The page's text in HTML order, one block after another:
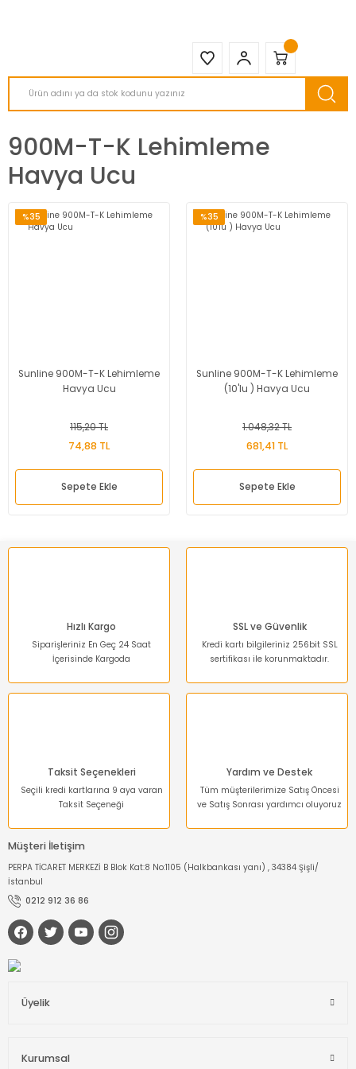
900M-T-K Lehimleme
Havya Ucu
%35
Sunline 900M-T-K Lehimleme
Havya Ucu
115,20 TL
74,88 TL
Sepete Ekle
%35
Sunline 900M-T-K Lehimleme
(10'lu ) Havya Ucu
1.048,32 TL
681,41 TL
Sepete Ekle
Hızlı Kargo
Siparişleriniz En Geç 24 Saat
İçerisinde Kargoda
SSL ve Güvenlik
Kredi kartı bilgileriniz 256bit SSL
sertifikası ile korunmaktadır.
Taksit Seçenekleri
Seçili kredi kartlarına 9 aya varan
Taksit Seçeneği
Yardım ve Destek
Tüm müşterilerimize Satış Öncesi
ve Satış Sonrası yardımcı oluyoruz
Müşteri İletişim
PERPA TİCARET MERKEZİ B Blok Kat:8 No:1105 (Halkbankası yanı) , 34384 Şişli/
İstanbul
0212 912 36 86
Üyelik
Kurumsal